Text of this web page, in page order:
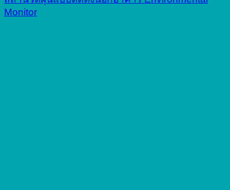
Monitor